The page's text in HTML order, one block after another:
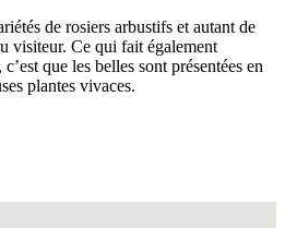
de rosiers arbustifs et autant de
visiteur. Ce qui fait également
que les belles sont présentées en
plantes vivaces.